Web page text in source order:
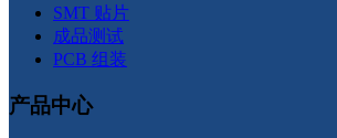
SMT 贴片
成品测试
PCB 组装
产品中心